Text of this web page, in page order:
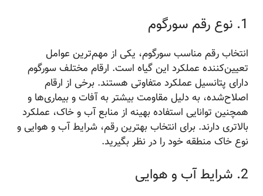
1. نوع رقم سورگوم
انتخاب رقم مناسب سورگوم، یکی از مهم‌ترین عوامل
تعیین‌کننده عملکرد این گیاه است. ارقام مختلف سورگوم
دارای پتانسیل عملکرد متفاوتی هستند. برخی از ارقام
اصلاح‌شده، به دلیل مقاومت بیشتر به آفات و بیماری‌ها و
همچنین توانایی استفاده بهینه از منابع آب و خاک، عملکرد
بالاتری دارند. برای انتخاب بهترین رقم، شرایط آب و هوایی و
نوع خاک منطقه خود را در نظر بگیرید.
2. شرایط آب و هوایی